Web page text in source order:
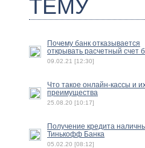
ТЕМУ
Почему банк отказывается
открывать расчетный счет
09.02.21 [12:30]
Что такое онлайн-кассы и
преимущества
25.08.20 [10:17]
Получение кредита
Тинькофф Банка
05.02.20 [08:12]